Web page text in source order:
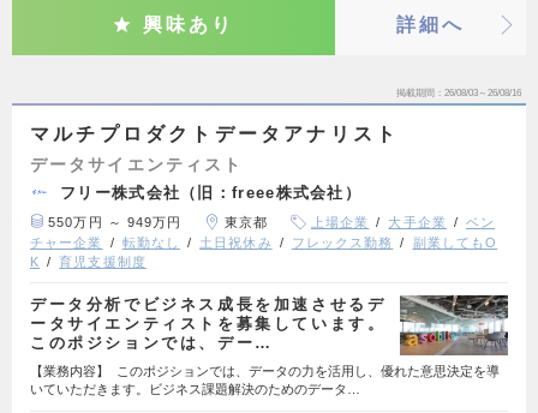
興味あり 詳細へ
掲載期間 26/08/03～26/08/16
マルチプロダクトデータアナリスト
データサイエンティスト
フリー株式会社（旧：freee株式会社）
550万円 ～ 949万円 東京都 上場企業 大手企業
ベン
チャー企業
転勤なし 土日祝休み フレックス勤務
副業してもO
K
育児支援制度
データ分析でビジネス成長を加速させるデ
ータサイエンティストを募集しています。
このポジションでは、デー…
【業務内容】 このポジションでは、データの力を活用し、優れた意思決定を導
いていただきます。ビジネス課題解決のためのデータ…